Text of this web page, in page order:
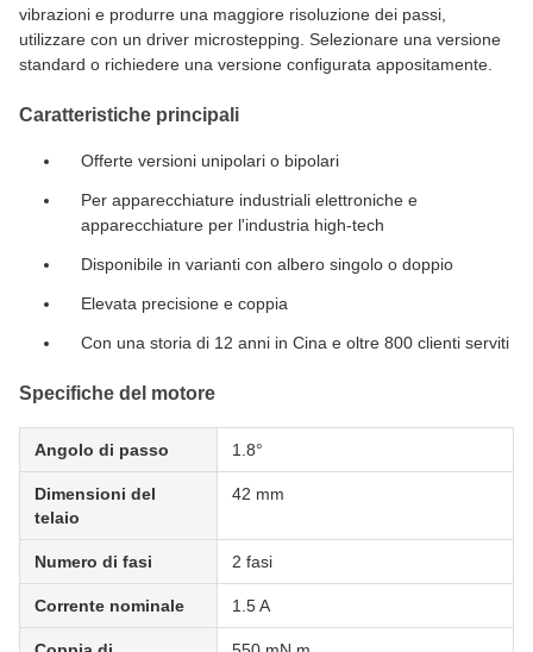
vibrazioni e produrre una maggiore risoluzione dei passi,
utilizzare con un driver microstepping. Selezionare una versione
standard o richiedere una versione configurata appositamente.
Caratteristiche principali
Offerte versioni unipolari o bipolari
Per apparecchiature industriali elettroniche e
apparecchiature per l'industria high-tech
Disponibile in varianti con albero singolo o doppio
Elevata precisione e coppia
Con una storia di 12 anni in Cina e oltre 800 clienti serviti
Specifiche del motore
Angolo di passo 1.8°
Dimensioni del
telaio
42 mm
Numero di fasi 2 fasi
Corrente nominale 1.5 A